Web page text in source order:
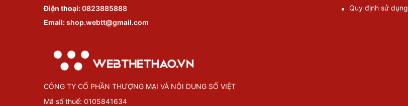
Điện thoại:0823885888
Email:shop.webtt@gmail.com
Quy định sử dụng
CÔNG TY CỔ PHẦN THƯỢNG MẠI VÀ NỘI DUNG SỐ VIỆT
Mã số thuế: 0105841634